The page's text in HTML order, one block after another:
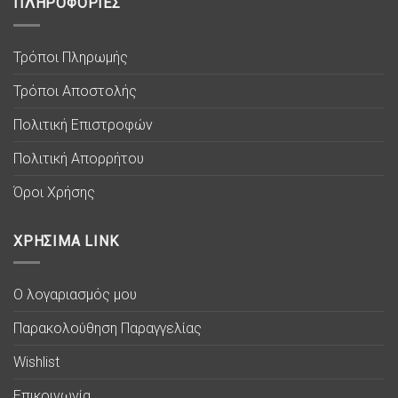
Τρόποι Πληρωμής
Τρόποι Αποστολής
Πολιτική Επιστροφών
Πολιτική Απορρήτου
Όροι Χρήσης
ΧΡΗΣΙΜΑ LINK
Ο λογαριασμός μου
Παρακολούθηση Παραγγελίας
Wishlist